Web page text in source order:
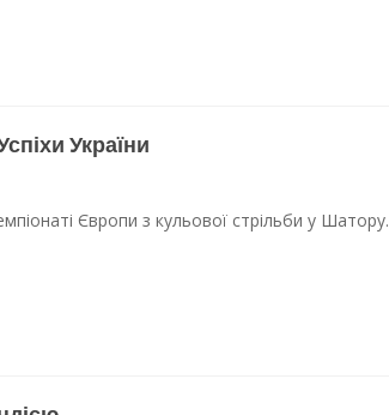
України
Європи з кульової стрільби у Шатору.